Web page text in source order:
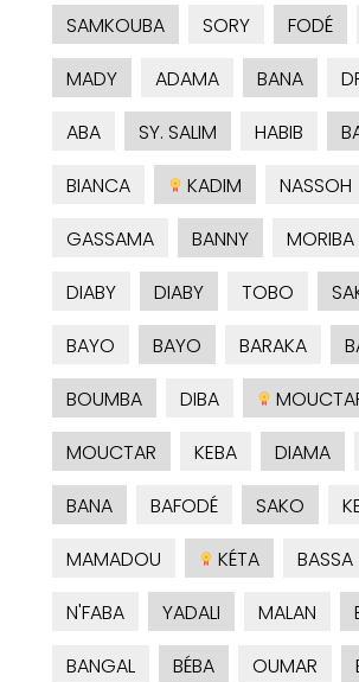
SAMKOUBA
SORY FODÉ
MADY
ADAMA BANA
ABA
SY. SALIM HABIB
BIANCA
KADIM NASSOH
GASSAMA
BANNY MORIBA
DIABY
DIABY TOBO
BAYO
BAYO BARAKA
BOUMBA
DIBA
MOUCTAR
KEBA DIAMA
BANA
BAFODÉ SAKO
MAMADOU
KÉTA BASSA
N'FABA
YADALI MALAN
BANGAL
BÉBA OUMAR